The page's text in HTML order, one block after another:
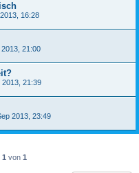
16:28
21:00
2013, 21:39
2013, 23:49
1 von 1